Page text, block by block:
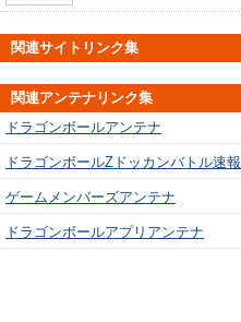
関連サイトリンク集
関連アンテナリンク集
ドラゴンボールアンテナ
ドラゴンボールZドッカンバトル速報
ゲームメンバーズアンテナ
ドラゴンボールアプリアンテナ